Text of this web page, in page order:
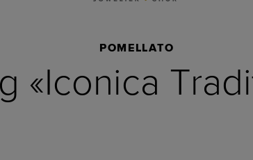
POMELLATO
«Iconica